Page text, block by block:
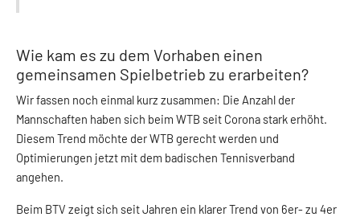
Wie kam es zu dem Vorhaben einen
gemeinsamen Spielbetrieb zu erarbeiten?
Wir fassen noch einmal kurz zusammen: Die Anzahl der
Mannschaften haben sich beim WTB seit Corona stark erhöht.
Diesem Trend möchte der WTB gerecht werden und
Optimierungen jetzt mit dem badischen Tennisverband
angehen.
Beim BTV zeigt sich seit Jahren ein klarer Trend von 6er- zu 4er